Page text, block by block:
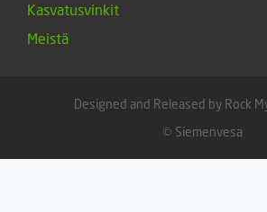
Kasvatusvinkit
Meistä
Designed and Released by Rock
© Siemenvesa